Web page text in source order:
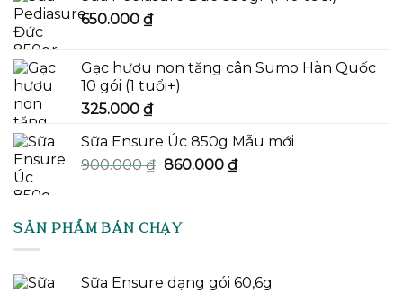
650.000 ₫
Gạc hươu non tăng cân Sumo Hàn Quốc
10 gói (1 tuổi+)
325.000 ₫
Sữa Ensure Úc 850g Mẫu mới
900.000₫ Giá
900.000 ₫.
860.000 ₫Giá
SẢN PHẨM BÁN CHẠY
Sữa Ensure dạng gói 60,6g